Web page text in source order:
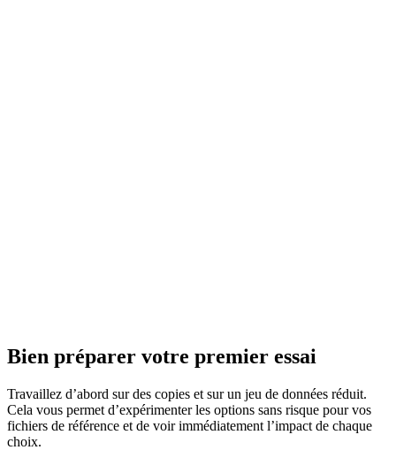
Bien préparer votre premier essai
Travaillez d’abord sur des copies et sur un jeu de données réduit.
Cela vous permet d’expérimenter les options sans risque pour vos
fichiers de référence et de voir immédiatement l’impact de chaque
choix.